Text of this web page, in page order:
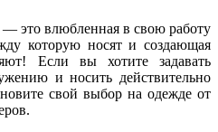
— это влюбленная в свою работу
которую носят и создающая
Если вы хотите задавать
и носить действительно
свой выбор на одежде от